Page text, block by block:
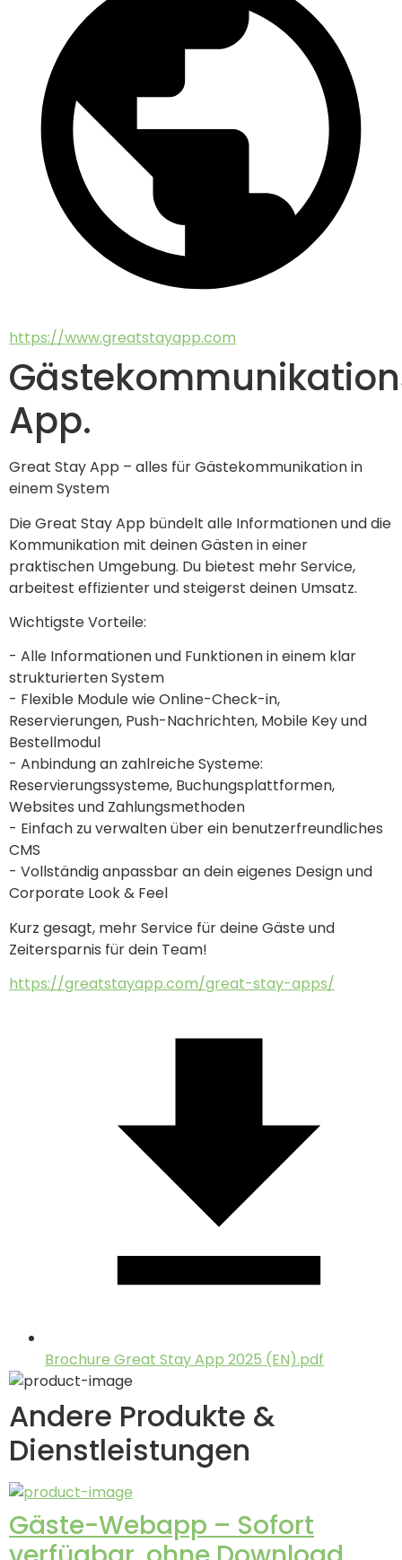
https://www.greatstayapp.com
App.
Great Stay App – alles für Gästekommunikation in
einem System
Die Great Stay App bündelt alle Informationen und die
Kommunikation mit deinen Gästen in einer
praktischen Umgebung. Du bietest mehr Service,
arbeitest effizienter und steigerst deinen Umsatz.
Wichtigste Vorteile:
- Alle Informationen und Funktionen in einem klar
strukturierten System
- Flexible Module wie Online-Check-in,
Reservierungen, Push-Nachrichten, Mobile Key und
Bestellmodul
- Anbindung an zahlreiche Systeme:
Reservierungssysteme, Buchungsplattformen,
Websites und Zahlungsmethoden
- Einfach zu verwalten über ein benutzerfreundliches
CMS
- Vollständig anpassbar an dein eigenes Design und
Corporate Look & Feel
Kurz gesagt, mehr Service für deine Gäste und
Zeitersparnis für dein Team!
https://greatstayapp.com/great-stay-apps/
Brochure Great Stay App 2025 (EN).pdf
Andere Produkte &
Dienstleistungen
Gäste-Webapp – Sofort